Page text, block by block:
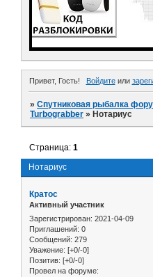
Привет, Гость! Войдитеили
»Спутниковая рыбалка
Turbograbber » Нотариус
Нотариус
Страница:1
Кратос
Активный участник
Зарегистрирован: 2021-04-09
Приглашений: 0
Сообщений: 279
Уважение: [+0/-0]
Позитив: [+0/-0]
Провел на форуме: